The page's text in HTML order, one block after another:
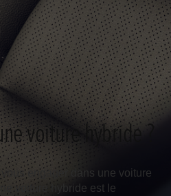
voiture hybride ?
engager dans une voiture
voiture hybride est le